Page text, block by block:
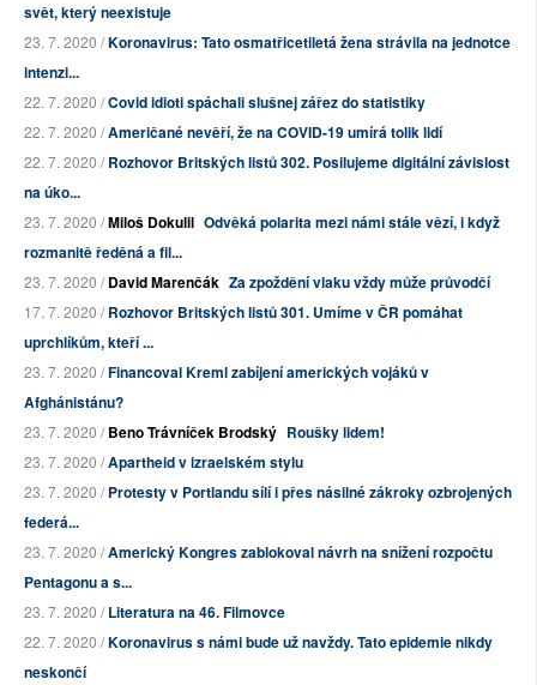
svět, který neexistuje
23. 7. 2020 /Koronavirus: Tato osmatřicetiletá žena strávila na jednotce
intenzi...
22. 7. 2020 /Covid idioti spáchali slušnej zářez do statistiky
22. 7. 2020 /Američané nevěří, že na COVID-19 umírá tolik lidí
22. 7. 2020 /Rozhovor Britských listů 302. Posilujeme digitální závislost
na úko...
23. 7. 2020 /Miloš Dokulil Odvěká polarita mezi námi stále vězí, i když
rozmanitě ředěná a fil...
23. 7. 2020 /David Marenčák Za zpoždění vlaku vždy může průvodčí
17. 7. 2020 /Rozhovor Britských listů 301. Umíme v ČR pomáhat
uprchlíkům, kteří ...
23. 7. 2020 /Financoval Kreml zabíjení amerických vojáků v
Afghánistánu?
23. 7. 2020 /Beno Trávníček Brodský Roušky lidem!
23. 7. 2020 /Apartheid v izraelském stylu
23. 7. 2020 /Protesty v Portlandu sílí i přes násilné zákroky ozbrojených
federá...
23. 7. 2020 /Americký Kongres zablokoval návrh na snížení rozpočtu
Pentagonu a s...
23. 7. 2020 /Literatura na 46. Filmovce
22. 7. 2020 /Koronavirus s námi bude už navždy. Tato epidemie nikdy
neskončí